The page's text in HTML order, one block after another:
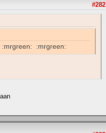
#282
:mrgreen: :mrgreen: